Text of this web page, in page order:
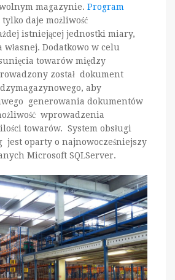
magazynie. Program
daje możliwość
istniejącej jednostki miary,
własnej. Dodatkowo w celu
towarów między
został dokument
aby
generowania dokumentów
wprowadzenia
towarów. System obsługi
jest oparty o najnowocześniejszy
Microsoft SQLServer.